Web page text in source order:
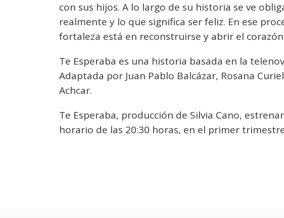
con sus hijos. A lo largo de su historia se ve
realmente y lo que significa ser feliz. En ese
fortaleza está en reconstruirse y abrir el
Te Esperaba es una historia basada en la
Adaptada por Juan Pablo Balcázar, Rosana
Achcar.
Te Esperaba, producción de Silvia Cano,
horario de las 20:30 horas, en el primer